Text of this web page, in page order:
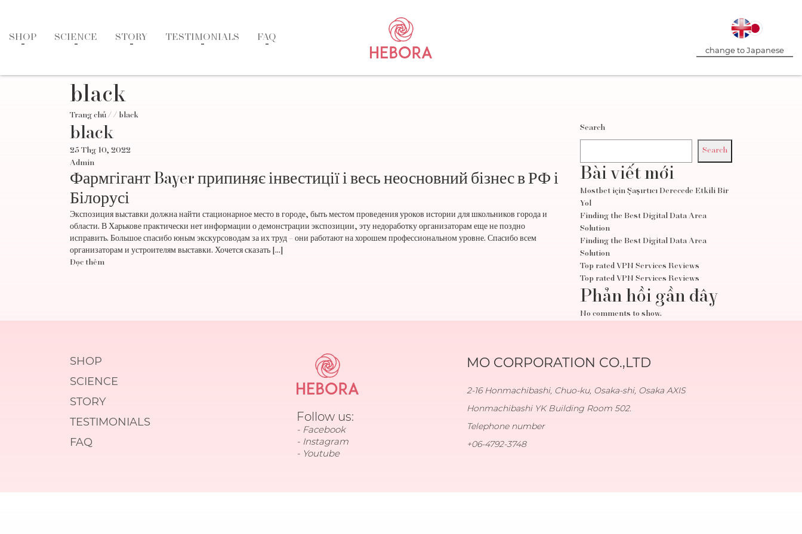
SHOP SCIENCE STORY TESTIMONIALS
FAQ
change to Japanese
black
Trang chủ / / black
black
25 Thg 10, 2022
Admin
Фармгігант Bayer припиняє інвестиції і весь неосновний бізнес в РФ і
Білорусі
Экспозиция выставки должна найти стационарное место в городе, быть местом проведения уроков истории для школьников города и
области. В Харькове практически нет информации о демонстрации экспозиции, эту недоработку организаторам еще не поздно
исправить. Большое спасибо юным экскурсоводам за их труд – они работают на хорошем профессиональном уровне. Спасибо всем
организаторам и устроителям выставки. Хочется сказать […]
Đọc thêm
Search
Search
Bài viết mới
Mostbet için Şaşırtıcı Derecede Etkili Bir
Yol
Finding the Best Digital Data Area
Solution
Finding the Best Digital Data Area
Solution
Top rated VPN Services Reviews
Top rated VPN Services Reviews
Phản hồi gần đây
No comments to show.
SHOP
SCIENCE
STORY
TESTIMONIALS
FAQ
Follow us:
Facebook
Instagram
Youtube
MO CORPORATION CO.,LTD
2-16 Honmachibashi, Chuo-ku, Osaka-shi, Osaka AXIS
Honmachibashi YK Building Room 502.
Telephone number
+06-4792-3748